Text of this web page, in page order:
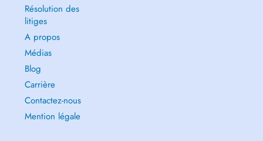
Résolution des
litiges
A propos
Médias
Blog
Carrière
Contactez-nous
Mention légale